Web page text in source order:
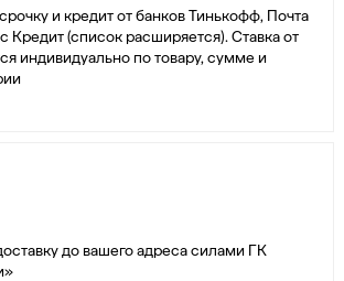
и кредит от банков Тинькофф, Почта
Кредит (список расширяется). Ставка от
индивидуально по товару, сумме и
до вашего адреса силами ГК